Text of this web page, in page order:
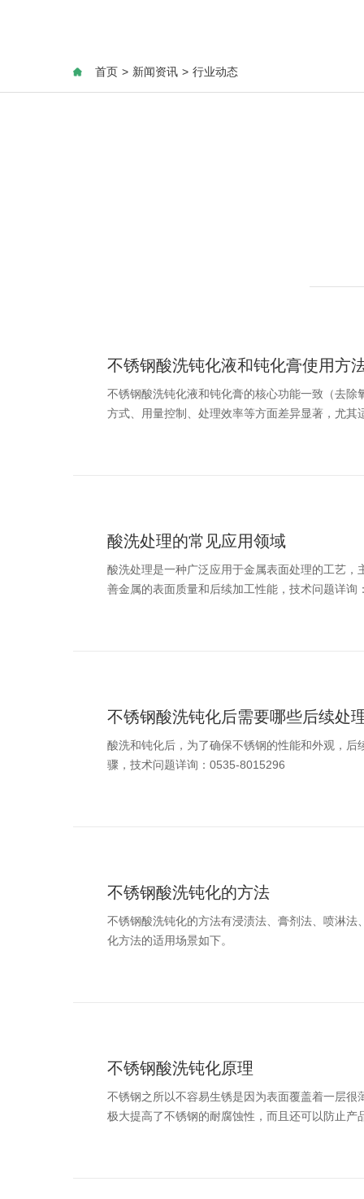
首页 > 新闻资讯 > 行业动态
不锈钢酸洗钝化液和钝化膏使用方
不锈钢酸洗钝化液和钝化膏的核心功能一致（去
方式、用量控制、处理效率等方面差异显著，尤其
酸洗处理的常见应用领域
酸洗处理是一种广泛应用于金属表面处理的工艺
善金属的表面质量和后续加工性能，技术问题详询
不锈钢酸洗钝化后需要哪些后续处
酸洗和钝化后，为了确保不锈钢的性能和外观，
骤，技术问题详询：0535-8015296
不锈钢酸洗钝化的方法
不锈钢酸洗钝化的方法有浸渍法、膏剂法、喷淋
化方法的适用场景如下。
不锈钢酸洗钝化原理
不锈钢之所以不容易生锈是因为表面覆盖着一层
极大提高了不锈钢的耐腐蚀性，而且还可以防止产